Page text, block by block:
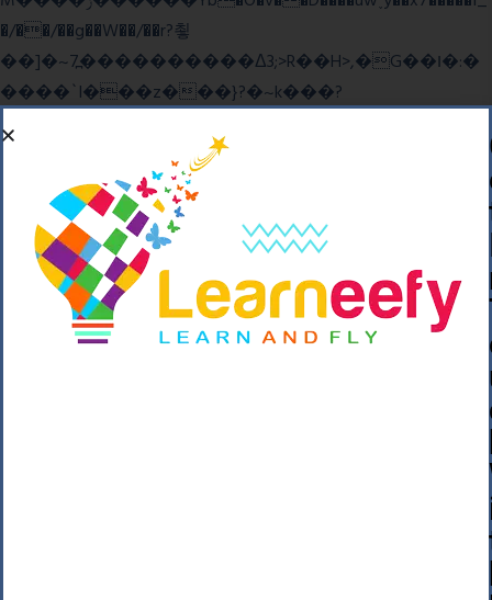
�/��/��g��W��/��r?쵷
��]�~7߽����������Δ3;>R��H>,�G��ו�:�
���� `I���z���}?�~k���?
��o��C���ǡ���,����*�3��#eۧ_>\��z
�K{DQg�Ϯ��]u��3o�V~�/��@��??
����Y�]�s�n���s
����p��|
��^��������$��ٽ�P���~��4���Snn^
$ ����Ogy/|>ڿ|�I��'A�n��1�$�}
=c"'��K���X�:��?j�ԫ��-